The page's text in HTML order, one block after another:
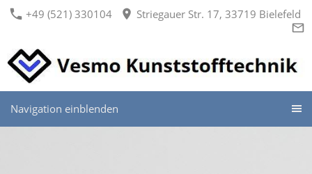
+49 (521) 330104 Striegauer Str. 17, 33719 Bielefeld
Navigation einblenden